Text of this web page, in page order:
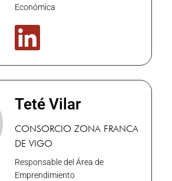
Económica

Teté Vilar
CONSORCIO ZONA FRANCA
DE VIGO
Responsable del Área de
Emprendimiento